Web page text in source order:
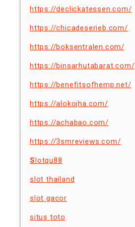
https://declickatessen.com/
https://chicadeserieb.com/
https://boksentralen.com/
https://binsarhutabarat.com/
https://benefitsofhemp.net/
https://alokojha.com/
https://achabao.com/
https://3smreviews.com/
Slotqu88
slot thailand
slot gacor
situs toto